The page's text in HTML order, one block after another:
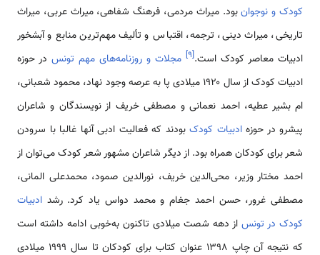
کودک و نوجوانبود. میراث مردمی، فرهنگ شفاهی، میراث عربی، میراث
تاریخی، میراث دینی، ترجمه، اقتباس و تألیف مهم‌ترین منابع و آبشخور
ادبیات معاصر کودک است.[۹] مجلات و روزنامه‌های مهم تونس در حوزه
ادبیات کودک از سال ۱۹۲۰ میلادی پا به عرصه وجود نهاد، محمود شعبانی،
ام بشیر عطیه، احمد نعمانی و مصطفی خریف از نویسندگان و شاعران
پیشرو در حوزهادبیات کودک بودند که فعالیت ادبی آنها غالبا با سرودن
شعر برای کودکان همراه بود. از دیگر شاعران مشهور شعر کودک می‌توان از
احمد مختار وزیر، محی‌الدین خریف، نورالدین صمود، محمدعلی المانی،
مصطفی غرور، حسن احمد جغام و محمد دواس یاد کرد. رشد ادبیات
کودک در تونس از دهه شصت میلادی تاکنون به‌خوبی ادامه داشته است
که نتیجه آن چاپ ۱۳۹۸ عنوان کتاب برای کودکان تا سال ۱۹۹۹ میلادی